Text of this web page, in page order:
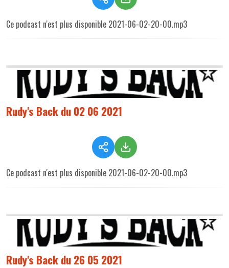
Ce podcast n'est plus disponible 2021-06-02-20-00.mp3
Rudy's Back du 02 06 2021
Ce podcast n'est plus disponible 2021-06-02-20-00.mp3
Rudy's Back du 26 05 2021